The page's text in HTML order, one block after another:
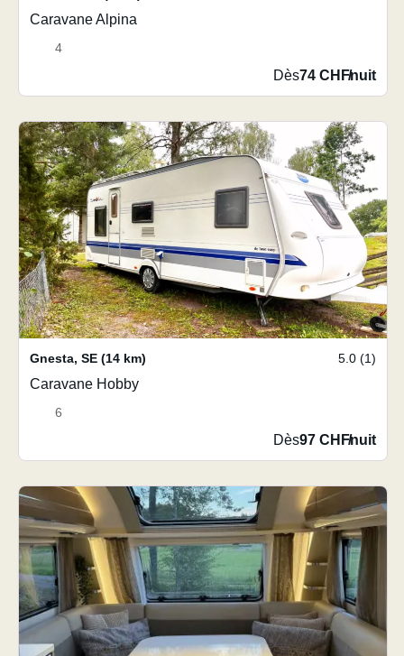
Caravane Alpina
4
Dès74 CHF/nuit
Gnesta, SE (14 km) 5.0 (1)
Caravane Hobby
6
Dès97 CHF/nuit